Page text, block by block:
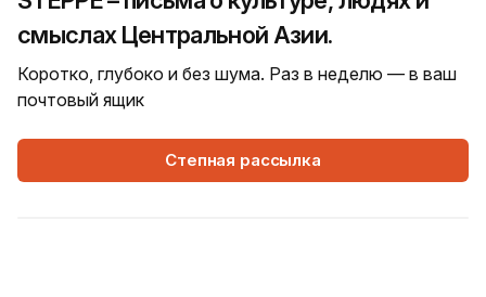
смыслах Центральной Азии.
Коротко, глубоко и без шума. Раз в неделю — в ваш
почтовый ящик
Степная рассылка